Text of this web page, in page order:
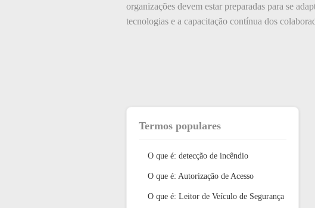
organizações devem estar preparadas para se
tecnologias e a capacitação contínua dos
Termos populares
O que é: detecção de incêndio
O que é: Autorização de Acesso
O que é: Leitor de Veículo de Segurança